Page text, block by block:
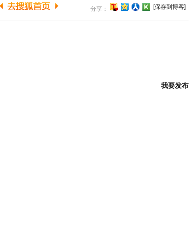
分享： [保存到博客]
我要发布